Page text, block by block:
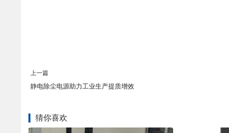
上一篇
静电除尘电源助力工业生产提质增效
猜你喜欢